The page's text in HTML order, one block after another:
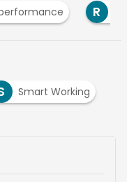
umane Smart
Smart Working